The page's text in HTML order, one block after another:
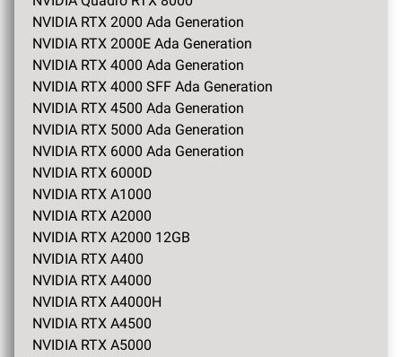
NVIDIA RTX 2000 Ada Generation
NVIDIA RTX 2000E Ada Generation
NVIDIA RTX 4000 Ada Generation
NVIDIA RTX 4000 SFF Ada Generation
NVIDIA RTX 4500 Ada Generation
NVIDIA RTX 5000 Ada Generation
NVIDIA RTX 6000 Ada Generation
NVIDIA RTX 6000D
NVIDIA RTX A1000
NVIDIA RTX A2000
NVIDIA RTX A2000 12GB
NVIDIA RTX A400
NVIDIA RTX A4000
NVIDIA RTX A4000H
NVIDIA RTX A4500
NVIDIA RTX A5000